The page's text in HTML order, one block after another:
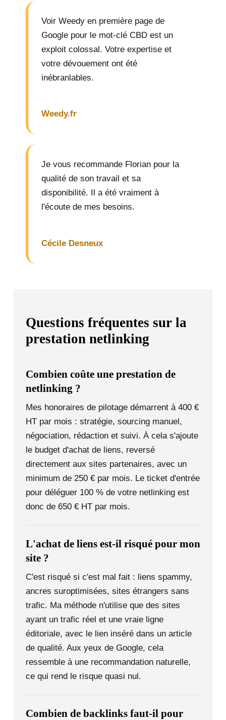
Voir Weedy en première page de
Google pour le mot-clé CBD est un
exploit colossal. Votre expertise et
votre dévouement ont été
inébranlables.
Weedy.fr
Je vous recommande Florian pour la
qualité de son travail et sa
disponibilité. Il a été vraiment à
l'écoute de mes besoins.
Cécile Desneux
Questions fréquentes sur la
prestation netlinking
Combien coûte une prestation de
netlinking ?
Mes honoraires de pilotage démarrent à 400 €
HT par mois : stratégie, sourcing manuel,
négociation, rédaction et suivi. À cela s'ajoute
le budget d'achat de liens, reversé
directement aux sites partenaires, avec un
minimum de 250 € par mois. Le ticket d'entrée
pour déléguer 100 % de votre netlinking est
donc de 650 € HT par mois.
L'achat de liens est-il risqué pour mon
site ?
C'est risqué si c'est mal fait : liens spammy,
ancres suroptimisées, sites étrangers sans
trafic. Ma méthode n'utilise que des sites
ayant un trafic réel et une vraie ligne
éditoriale, avec le lien inséré dans un article
de qualité. Aux yeux de Google, cela
ressemble à une recommandation naturelle,
ce qui rend le risque quasi nul.
Combien de backlinks faut-il pour